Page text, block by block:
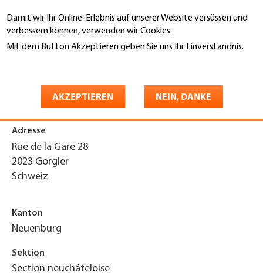
Damit wir Ihr Online-Erlebnis auf unserer Website versüssen und
verbessern können, verwenden wir Cookies.
Mit dem Button Akzeptieren geben Sie uns Ihr Einverständnis.
AKZEPTIEREN NEIN, DANKE
zum
Inhalt
Alutec Sàrl
Adresse
Rue de la Gare 28
2023 Gorgier
Schweiz
Kanton
Neuenburg
Sektion
Section neuchâteloise